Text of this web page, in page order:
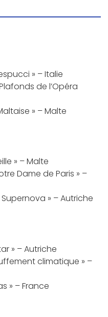
» – Italie
de l’Opéra
» – Malte
» – Malte
Dame de Paris » –
» – Autriche
» – Autriche
climatique » –
» – France